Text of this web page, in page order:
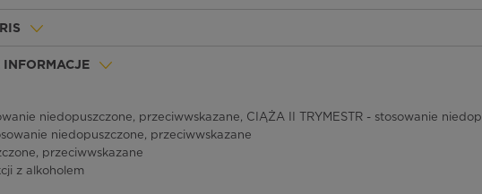
niedopuszczone, przeciwwskazane, CIĄŻA II TRYMESTR - stosowanie
niedopuszczone, przeciwwskazane
przeciwwskazane
z alkoholem